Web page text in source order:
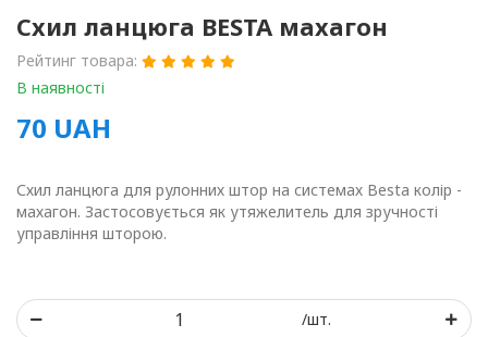
Схил ланцюга BESTA махагон
Рейтинг товара:
В наявності
70 UAH
Схил ланцюга для рулонних штор на системах Besta колір -
махагон. Застосовується як утяжелитель для зручності
управління шторою.
/шт.